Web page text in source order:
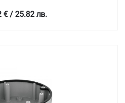
€ / 25.82 лв.